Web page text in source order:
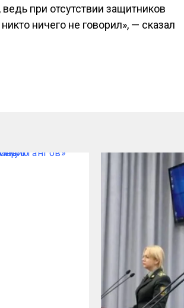
при отсутствии защитников
ничего не говорил», — сказал